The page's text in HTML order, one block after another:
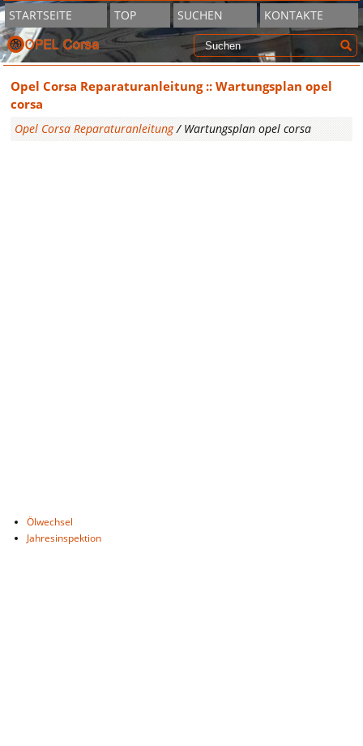
STARTSEITE TOP SUCHEN KONTAKTE
Opel Corsa Reparaturanleitung :: Wartungsplan opel
corsa
Opel Corsa Reparaturanleitung/ Wartungsplan opel corsa
Ölwechsel
Jahresinspektion